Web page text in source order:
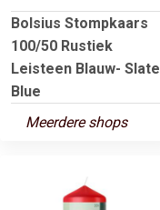
Bolsius Stompkaars
100/50 Rustiek
Leisteen Blauw- Slate
Blue
Meerdere shops